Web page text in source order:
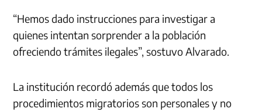
“Hemos dado instrucciones para investigar a
quienes intentan sorprender a la población
ofreciendo trámites ilegales”, sostuvo Alvarado.
La institución recordó además que todos los
procedimientos migratorios son personales y no